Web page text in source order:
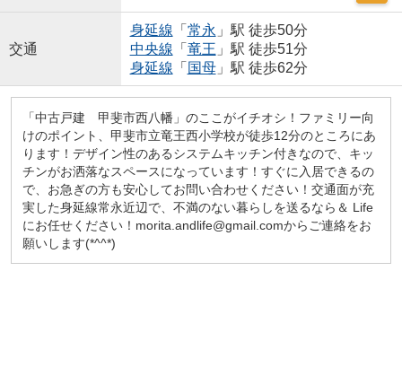
交通
身延線 「 常永 」駅 徒歩50分
中央線 「 竜王 」駅 徒歩51分
身延線 「 国母」駅 徒歩62分
「中古戸建 甲斐市西八幡」のここがイチオシ！ファミリー向
けのポイント、甲斐市立竜王西小学校が徒歩12分のところにあ
ります！デザイン性のあるシステムキッチン付きなので、キッ
チンがお洒落なスペースになっています！すぐに入居できるの
で、お急ぎの方も安心してお問い合わせください！交通面が充
実した身延線常永近辺で、不満のない暮らしを送るなら＆ Life
にお任せください！morita.andlife@gmail.comからご連絡をお
願いします(*^^*)